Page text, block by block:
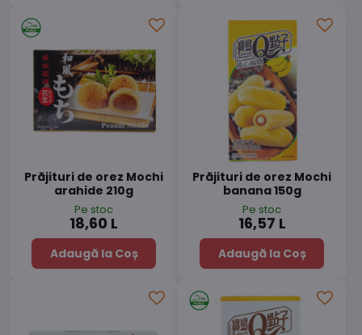
Prăjituri de orez Mochi
arahide 210g
Pe stoc
18,60 L
Adaugă la Coș
Prăjituri de orez Mochi
banana 150g
Pe stoc
16,57 L
Adaugă la Coș